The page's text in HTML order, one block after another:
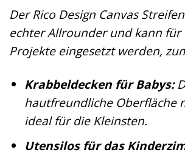
Der Rico Design Canvas
echter Allrounder und kann für
Projekte eingesetzt werden,
Krabbeldecken für Babys:
hautfreundliche Oberfläche
ideal für die Kleinsten.
Utensilos für das